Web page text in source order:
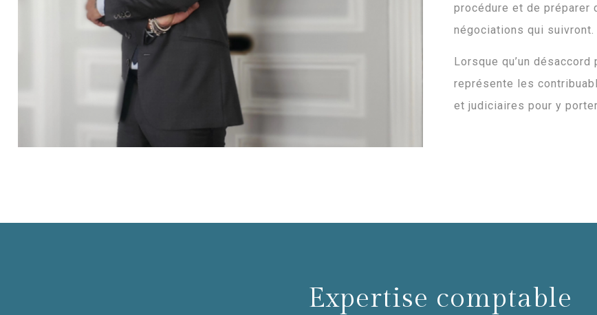
procédure et de préparer
négociations qui suivront.
Lorsque qu’un
représente les
et judiciaires pour y
Expertise comptable